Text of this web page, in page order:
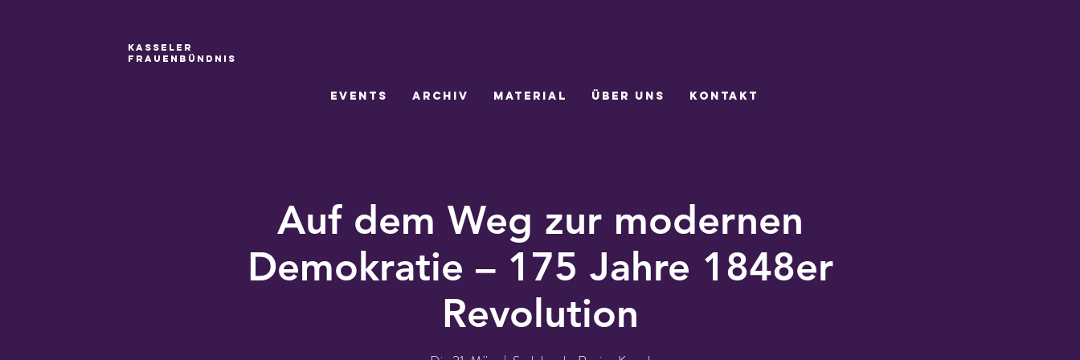
Kasseler
Frauenbündnis
Events Archiv Material Über uns Kontakt
Auf dem Weg zur modernen
Demokratie – 175 Jahre 1848er
Revolution